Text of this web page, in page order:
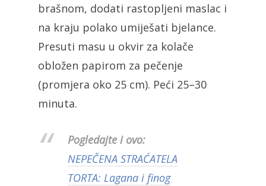
brašnom, dodati rastopljeni maslac i
na kraju polako umiješati bjelance.
Presuti masu u okvir za kolače
obložen papirom za pečenje
(promjera oko 25 cm). Peći 25–30
minuta.
Pogledajte i ovo:
NEPEČENA STRAĆATELA
TORTA: Lagana i finog